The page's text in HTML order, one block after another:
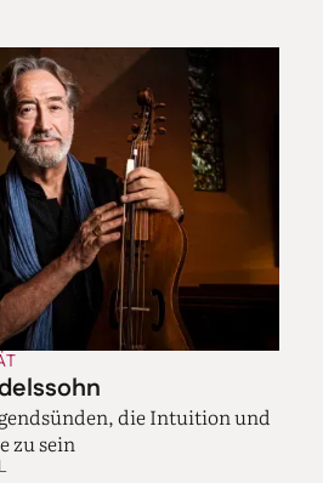
die Intuition und
zu sein